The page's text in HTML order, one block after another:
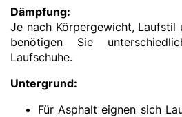
Dämpfung:
Je nach Körpergewicht, Laufstil
benötigen Sie
Laufschuhe.
Untergrund:
Für Asphalt eignen sich